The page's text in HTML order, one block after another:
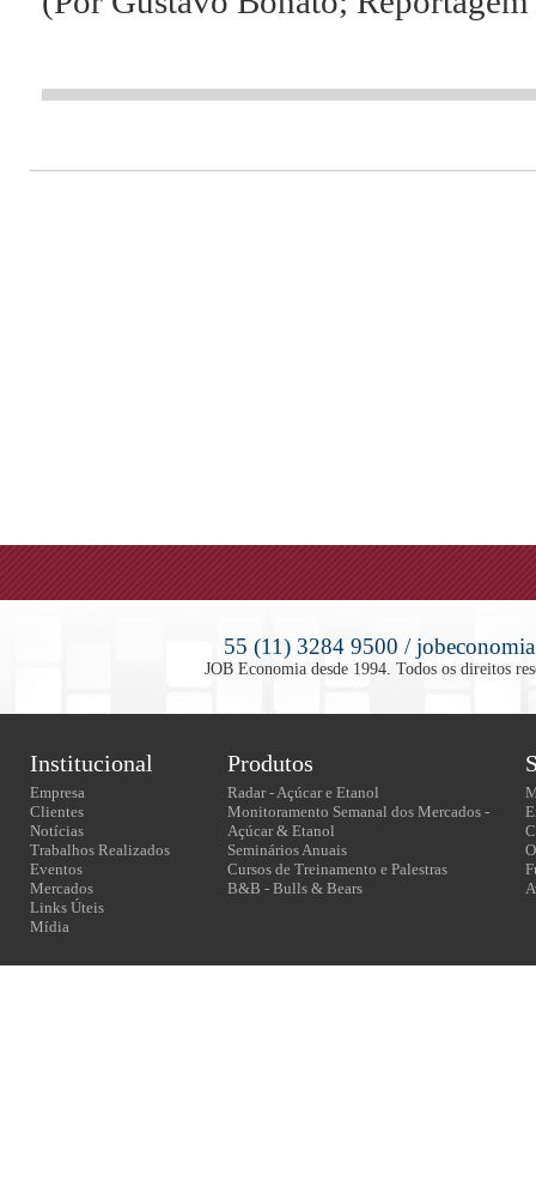
55 (11) 3284 9500 /
JOB Economia desde 1994. Todos os direitos
Institucional Produtos
Empresa
Clientes
Notícias
Trabalhos Realizados
Eventos
Mercados
Links Úteis
Mídia
Radar - Açúcar e Etanol
Monitoramento Semanal dos Mercados -
Açúcar & Etanol
Seminários Anuais
Cursos de Treinamento e Palestras
B&B - Bulls & Bears